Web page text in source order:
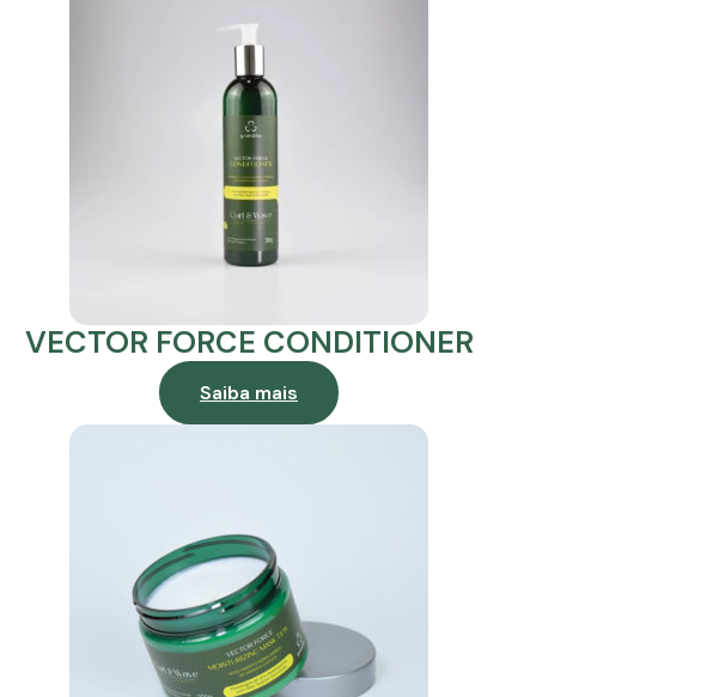
VECTOR FORCE CONDITIONER
Saiba mais